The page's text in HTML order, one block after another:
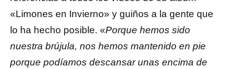
«Limones en Invierno» y guiños a la gente que
lo ha hecho posible. «Porque hemos sido
nuestra brújula, nos hemos mantenido en pie
porque podíamos descansar unas encima de